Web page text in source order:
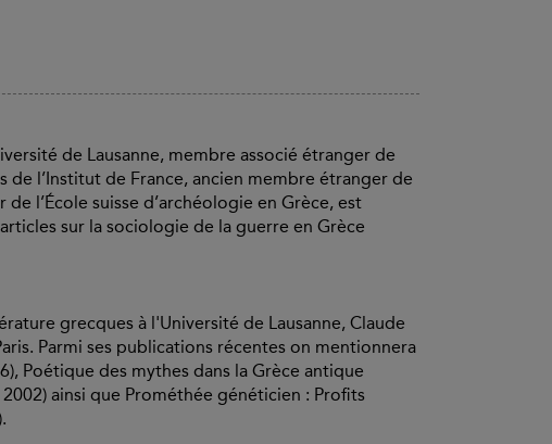
de Lausanne, membre associé étranger de
de l’Institut de France, ancien membre étranger de
de l’École suisse d’archéologie en Grèce, est
sur la sociologie de la guerre en Grèce
grecques à l'Université de Lausanne, Claude
Parmi ses publications récentes on mentionnera
Poétique des mythes dans la Grèce antique
2002) ainsi que Prométhée généticien : Profits